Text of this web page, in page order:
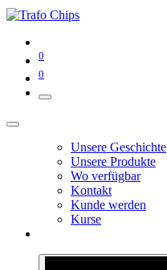
0
0
Unsere Geschichte
Unsere Produkte
Wo verfügbar
Kontakt
Kunde werden
Kurse